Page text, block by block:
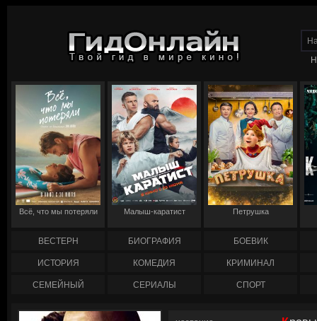
Всё, что мы потеряли Малыш-каратист Петрушка
ВЕСТЕРН БИОГРАФИЯ БОЕВИК
ИСТОРИЯ КОМЕДИЯ КРИМИНАЛ
СЕМЕЙНЫЙ СЕРИАЛЫ СПОРТ